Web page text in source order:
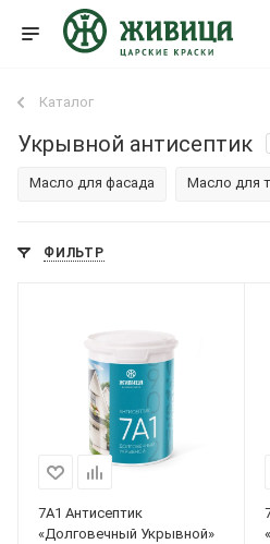
Каталог
Укрывной антисептик
Масло для фасада Масло для
ФИЛЬТР
7А1 Антисептик
«Долговечный Укрывной»